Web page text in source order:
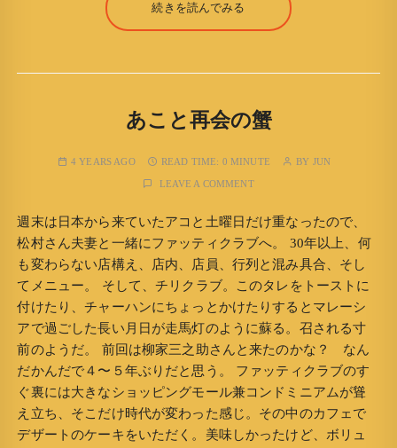
続きを読んでみる
あこと再会の蟹
4 YEARS AGO READ TIME: 0 MINUTE BY JUN
LEAVE A COMMENT
週末は日本から来ていたアコと土曜日だけ重なったので、
松村さん夫妻と一緒にファッティクラブへ。 30年以上、何
も変わらない店構え、店内、店員、行列と混み具合、そし
てメニュー。 そして、チリクラブ。このタレをトーストに
付けたり、チャーハンにちょっとかけたりするとマレーシ
アで過ごした長い月日が走馬灯のように蘇る。召される寸
前のようだ。 前回は柳家三之助さんと来たのかな？ なん
だかんだで４〜５年ぶりだと思う。 ファッティクラブのす
ぐ裏には大きなショッピングモール兼コンドミニアムが聳
え立ち、そこだけ時代が変わった感じ。その中のカフェで
デザートのケーキをいただく。美味しかったけど、ボリュ